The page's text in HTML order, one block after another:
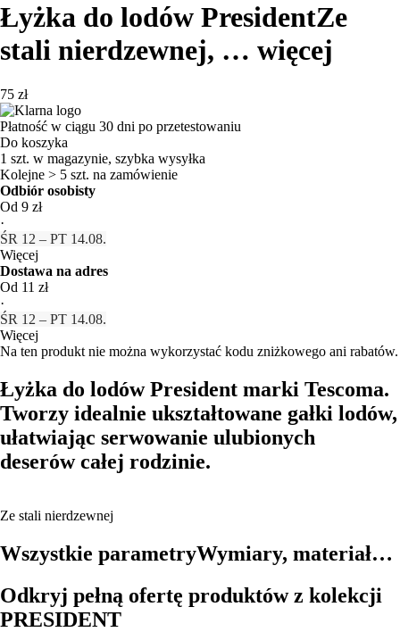
Łyżka do lodów PresidentZe
stali nierdzewnej, … więcej
75 zł
Płatność w ciągu 30 dni po przetestowaniu
Do koszyka
1 szt. w magazynie, szybka wysyłka
Kolejne > 5 szt. na zamówienie
Odbiór osobisty
Od 9 zł
·
ŚR 12 – PT 14.08.
Więcej
Dostawa na adres
Od 11 zł
·
ŚR 12 – PT 14.08.
Więcej
Na ten produkt nie można wykorzystać kodu zniżkowego ani rabatów.
Łyżka do lodów President marki Tescoma.
Tworzy idealnie ukształtowane gałki lodów,
ułatwiając serwowanie ulubionych
deserów całej rodzinie.
Ze stali nierdzewnej
Wszystkie parametryWymiary, materiał…
Odkryj pełną ofertę produktów z kolekcji
PRESIDENT